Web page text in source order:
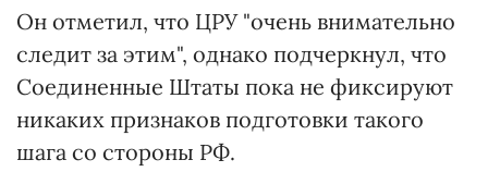
Он отметил, что ЦРУ "очень внимательно
следит за этим", однако подчеркнул, что
Соединенные Штаты пока не фиксируют
никаких признаков подготовки такого
шага со стороны РФ.